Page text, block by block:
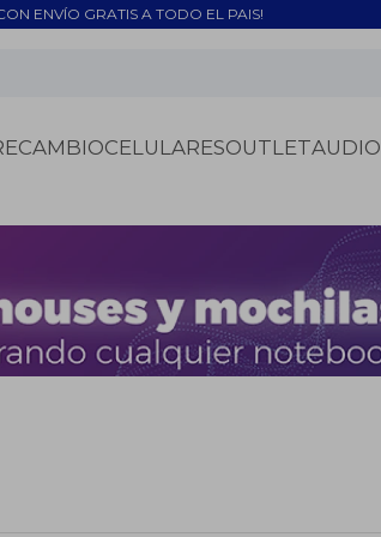
ENVÍO GRATIS A TODO EL PAIS!
CELULARESOUTLETAUDIO